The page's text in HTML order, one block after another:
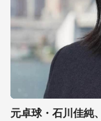
元卓球・石川佳純